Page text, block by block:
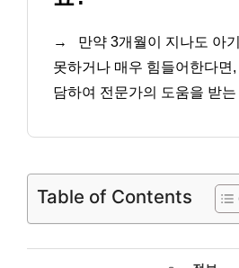
→
만약 3개월이 지나도 아
못하거나 매우 힘들어한다면
담하여 전문가의 도움을 받
Table of Contents